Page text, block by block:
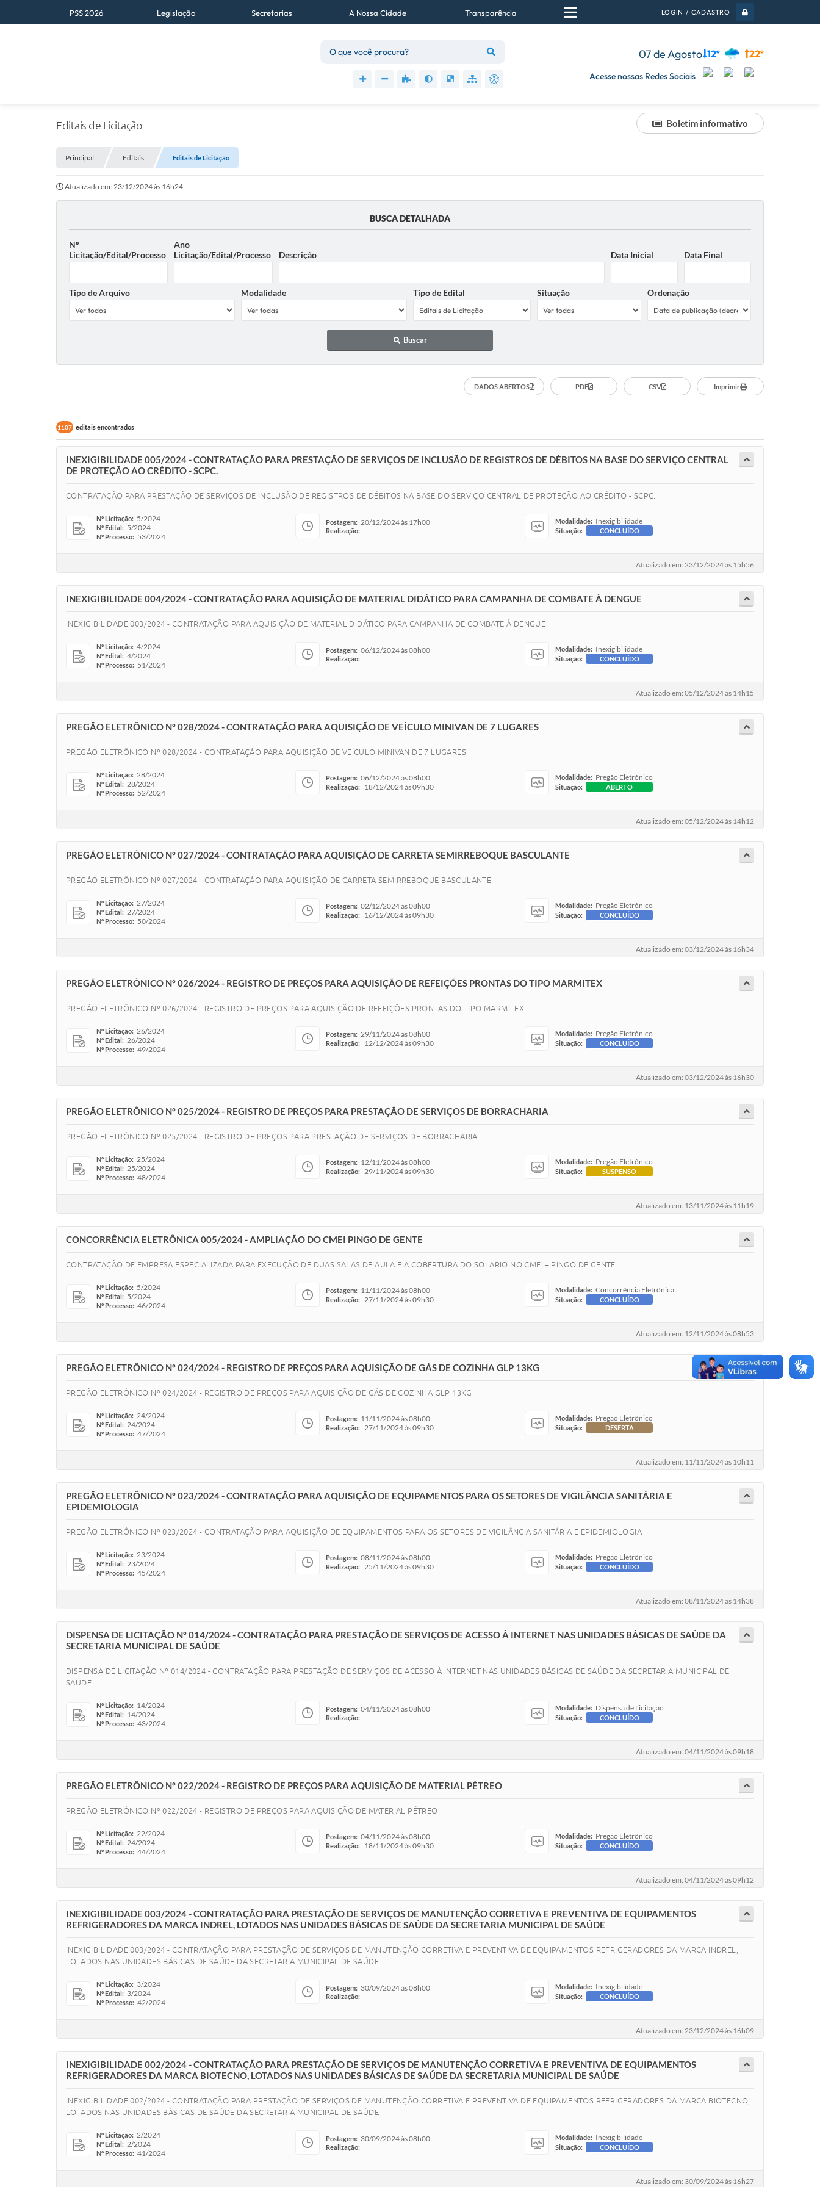
LOGIN / CADASTRO
PSS 2026 Legislação Secretarias A Nossa Cidade Transparência
07 de Agosto 12º 22º
Acesse nossas Redes Sociais
Editais de Licitação Boletim informativo
Principal Editais Editais de Licitação
Atualizado em: 23/12/2024 às 16h24
BUSCA DETALHADA
Nº
Licitação/Edital/Processo
Ano
Licitação/Edital/Processo
Descrição Data Inicial Data Final
Tipo de Arquivo Modalidade Tipo de Edital Situação Ordenação
Buscar
DADOS ABERTOS PDF CSV Imprimir
1107 editais encontrados
INEXIGIBILIDADE 005/2024 - CONTRATAÇÃO PARA PRESTAÇÃO DE SERVIÇOS DE INCLUSÃO DE REGISTROS DE DÉBITOS NA BASE DO SERVIÇO CENTRAL
DE PROTEÇÃO AO CRÉDITO - SCPC.
CONTRATAÇÃO PARA PRESTAÇÃO DE SERVIÇOS DE INCLUSÃO DE REGISTROS DE DÉBITOS NA BASE DO SERVIÇO CENTRAL DE PROTEÇÃO AO CRÉDITO - SCPC.
Nº Licitação: 5/2024
Nº Edital: 5/2024
Nº Processo: 53/2024
Postagem: 20/12/2024 às 17h00
Realização:
Modalidade: Inexigibilidade
Situação: CONCLUÍDO
Atualizado em: 23/12/2024 às 15h56
INEXIGIBILIDADE 004/2024 - CONTRATAÇÃO PARA AQUISIÇÃO DE MATERIAL DIDÁTICO PARA CAMPANHA DE COMBATE À DENGUE
INEXIGIBILIDADE 003/2024 - CONTRATAÇÃO PARA AQUISIÇÃO DE MATERIAL DIDÁTICO PARA CAMPANHA DE COMBATE À DENGUE
Nº Licitação: 4/2024
Nº Edital: 4/2024
Nº Processo: 51/2024
Postagem: 06/12/2024 às 08h00
Realização:
Modalidade: Inexigibilidade
Situação: CONCLUÍDO
Atualizado em: 05/12/2024 às 14h15
PREGÃO ELETRÔNICO Nº 028/2024 - CONTRATAÇÃO PARA AQUISIÇÃO DE VEÍCULO MINIVAN DE 7 LUGARES
PREGÃO ELETRÔNICO Nº 028/2024 - CONTRATAÇÃO PARA AQUISIÇÃO DE VEÍCULO MINIVAN DE 7 LUGARES
Nº Licitação: 28/2024
Nº Edital: 28/2024
Nº Processo: 52/2024
Postagem: 06/12/2024 às 08h00
Realização: 18/12/2024 às 09h30
Modalidade: Pregão Eletrônico
Situação: ABERTO
Atualizado em: 05/12/2024 às 14h12
PREGÃO ELETRÔNICO Nº 027/2024 - CONTRATAÇÃO PARA AQUISIÇÃO DE CARRETA SEMIRREBOQUE BASCULANTE
PREGÃO ELETRÔNICO Nº 027/2024 - CONTRATAÇÃO PARA AQUISIÇÃO DE CARRETA SEMIRREBOQUE BASCULANTE
Nº Licitação: 27/2024
Nº Edital: 27/2024
Nº Processo: 50/2024
Postagem: 02/12/2024 às 08h00
Realização: 16/12/2024 às 09h30
Modalidade: Pregão Eletrônico
Situação: CONCLUÍDO
Atualizado em: 03/12/2024 às 16h34
PREGÃO ELETRÔNICO Nº 026/2024 - REGISTRO DE PREÇOS PARA AQUISIÇÃO DE REFEIÇÕES PRONTAS DO TIPO MARMITEX
PREGÃO ELETRÔNICO Nº 026/2024 - REGISTRO DE PREÇOS PARA AQUISIÇÃO DE REFEIÇÕES PRONTAS DO TIPO MARMITEX
Nº Licitação: 26/2024
Nº Edital: 26/2024
Nº Processo: 49/2024
Postagem: 29/11/2024 às 08h00
Realização: 12/12/2024 às 09h30
Modalidade: Pregão Eletrônico
Situação: CONCLUÍDO
Atualizado em: 03/12/2024 às 16h30
PREGÃO ELETRÔNICO Nº 025/2024 - REGISTRO DE PREÇOS PARA PRESTAÇÃO DE SERVIÇOS DE BORRACHARIA
PREGÃO ELETRÔNICO Nº 025/2024 - REGISTRO DE PREÇOS PARA PRESTAÇÃO DE SERVIÇOS DE BORRACHARIA.
Nº Licitação: 25/2024
Nº Edital: 25/2024
Nº Processo: 48/2024
Postagem: 12/11/2024 às 08h00
Realização: 29/11/2024 às 09h30
Modalidade: Pregão Eletrônico
Situação: SUSPENSO
Atualizado em: 13/11/2024 às 11h19
CONCORRÊNCIA ELETRÔNICA 005/2024 - AMPLIAÇÃO DO CMEI PINGO DE GENTE
CONTRATAÇÃO DE EMPRESA ESPECIALIZADA PARA EXECUÇÃO DE DUAS SALAS DE AULA E A COBERTURA DO SOLARIO NO CMEI – PINGO DE GENTE
Nº Licitação: 5/2024
Nº Edital: 5/2024
Nº Processo: 46/2024
Postagem: 11/11/2024 às 08h00
Realização: 27/11/2024 às 09h30
Modalidade: Concorrência Eletrônica
Situação: CONCLUÍDO
Atualizado em: 12/11/2024 às 08h53
PREGÃO ELETRÔNICO Nº 024/2024 - REGISTRO DE PREÇOS PARA AQUISIÇÃO DE GÁS DE COZINHA GLP 13KG
PREGÃO ELETRÔNICO Nº 024/2024 - REGISTRO DE PREÇOS PARA AQUISIÇÃO DE GÁS DE COZINHA GLP 13KG
Nº Licitação: 24/2024
Nº Edital: 24/2024
Nº Processo: 47/2024
Postagem: 11/11/2024 às 08h00
Realização: 27/11/2024 às 09h30
Modalidade: Pregão Eletrônico
Situação: DESERTA
Atualizado em: 11/11/2024 às 10h11
PREGÃO ELETRÔNICO Nº 023/2024 - CONTRATAÇÃO PARA AQUISIÇÃO DE EQUIPAMENTOS PARA OS SETORES DE VIGILÂNCIA SANITÁRIA E
EPIDEMIOLOGIA
PREGÃO ELETRÔNICO Nº 023/2024 - CONTRATAÇÃO PARA AQUISIÇÃO DE EQUIPAMENTOS PARA OS SETORES DE VIGILÂNCIA SANITÁRIA E EPIDEMIOLOGIA
Nº Licitação: 23/2024
Nº Edital: 23/2024
Nº Processo: 45/2024
Postagem: 08/11/2024 às 08h00
Realização: 25/11/2024 às 09h30
Modalidade: Pregão Eletrônico
Situação: CONCLUÍDO
Atualizado em: 08/11/2024 às 14h38
DISPENSA DE LICITAÇÃO Nº 014/2024 - CONTRATAÇÃO PARA PRESTAÇÃO DE SERVIÇOS DE ACESSO À INTERNET NAS UNIDADES BÁSICAS DE SAÚDE DA
SECRETARIA MUNICIPAL DE SAÚDE
DISPENSA DE LICITAÇÃO Nº 014/2024 - CONTRATAÇÃO PARA PRESTAÇÃO DE SERVIÇOS DE ACESSO À INTERNET NAS UNIDADES BÁSICAS DE SAÚDE DA SECRETARIA MUNICIPAL DE
SAÚDE
Nº Licitação: 14/2024
Nº Edital: 14/2024
Nº Processo: 43/2024
Postagem: 04/11/2024 às 08h00
Realização:
Modalidade: Dispensa de Licitação
Situação: CONCLUÍDO
Atualizado em: 04/11/2024 às 09h18
PREGÃO ELETRÔNICO Nº 022/2024 - REGISTRO DE PREÇOS PARA AQUISIÇÃO DE MATERIAL PÉTREO
PREGÃO ELETRÔNICO Nº 022/2024 - REGISTRO DE PREÇOS PARA AQUISIÇÃO DE MATERIAL PÉTREO
Nº Licitação: 22/2024
Nº Edital: 24/2024
Nº Processo: 44/2024
Postagem: 04/11/2024 às 08h00
Realização: 18/11/2024 às 09h30
Modalidade: Pregão Eletrônico
Situação: CONCLUÍDO
Atualizado em: 04/11/2024 às 09h12
INEXIGIBILIDADE 003/2024 - CONTRATAÇÃO PARA PRESTAÇÃO DE SERVIÇOS DE MANUTENÇÃO CORRETIVA E PREVENTIVA DE EQUIPAMENTOS
REFRIGERADORES DA MARCA INDREL, LOTADOS NAS UNIDADES BÁSICAS DE SAÚDE DA SECRETARIA MUNICIPAL DE SAÚDE
INEXIGIBILIDADE 003/2024 - CONTRATAÇÃO PARA PRESTAÇÃO DE SERVIÇOS DE MANUTENÇÃO CORRETIVA E PREVENTIVA DE EQUIPAMENTOS REFRIGERADORES DA MARCA INDREL,
LOTADOS NAS UNIDADES BÁSICAS DE SAÚDE DA SECRETARIA MUNICIPAL DE SAÚDE
Nº Licitação: 3/2024
Nº Edital: 3/2024
Nº Processo: 42/2024
Postagem: 30/09/2024 às 08h00
Realização:
Modalidade: Inexigibilidade
Situação: CONCLUÍDO
Atualizado em: 23/12/2024 às 16h09
INEXIGIBILIDADE 002/2024 - CONTRATAÇÃO PARA PRESTAÇÃO DE SERVIÇOS DE MANUTENÇÃO CORRETIVA E PREVENTIVA DE EQUIPAMENTOS
REFRIGERADORES DA MARCA BIOTECNO, LOTADOS NAS UNIDADES BÁSICAS DE SAÚDE DA SECRETARIA MUNICIPAL DE SAÚDE
INEXIGIBILIDADE 002/2024 - CONTRATAÇÃO PARA PRESTAÇÃO DE SERVIÇOS DE MANUTENÇÃO CORRETIVA E PREVENTIVA DE EQUIPAMENTOS REFRIGERADORES DA MARCA BIOTECNO,
LOTADOS NAS UNIDADES BÁSICAS DE SAÚDE DA SECRETARIA MUNICIPAL DE SAÚDE
Nº Licitação: 2/2024
Nº Edital: 2/2024
Nº Processo: 41/2024
Postagem: 30/09/2024 às 08h00
Realização:
Modalidade: Inexigibilidade
Situação: CONCLUÍDO
Atualizado em: 30/09/2024 às 16h27